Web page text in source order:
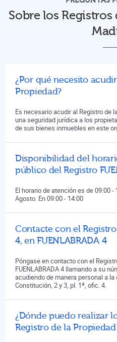
Sobre los
¿Por qué necesito
Propiedad?
Es necesario acudir al Registro de
una seguridad jurídica a los
de sus bienes inmuebles en este
Disponibilidad del
público del Registro
El horario de atención es de 09:00 -
Agosto. En 09:00 - 14:00
Contacte con el Registro
4, en FUENLABRADA 4
Póngase en contacto con el
FUENLABRADA 4 llamando a su
acudiendo de manera personal a
Constitución, 2 y 3, pl. 1ª, ofic. 4.
¿Dónde puedo realizar
Registro de la